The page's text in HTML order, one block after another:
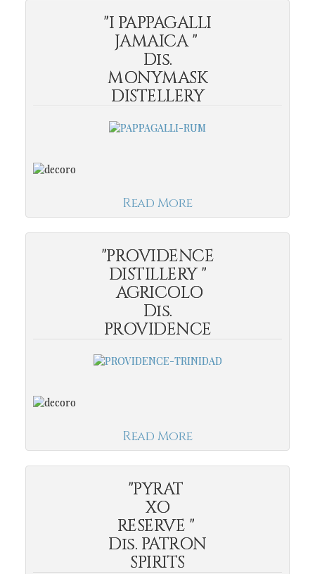
"I PAPPAGALLI
JAMAICA "
Dis.
MONYMASK
DISTELLERY
Read More
"PROVIDENCE
DISTILLERY "
AGRICOLO
Dis.
PROVIDENCE
Read More
"PYRAT
XO
RESERVE "
Dis. PATRON
SPIRITS